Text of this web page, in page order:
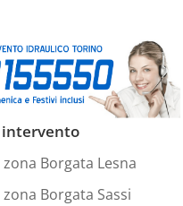
intervento
Borgata Lesna
Borgata Sassi